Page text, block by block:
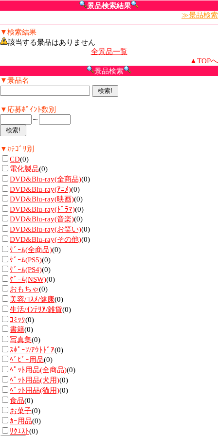
景品検索結果
≫景品検索
▼検索結果
該当する景品はありません
全景品一覧
▲TOPへ
景品検索
▼景品名
▼応募ﾎﾟｲﾝﾄ数別
～
▼ｶﾃｺﾞﾘ別
CD(0)
電化製品(0)
DVD&Blu-ray(全商品)(0)
DVD&Blu-ray(ｱﾆﾒ)(0)
DVD&Blu-ray(映画)(0)
DVD&Blu-ray(ﾄﾞﾗﾏ)(0)
DVD&Blu-ray(音楽)(0)
DVD&Blu-ray(お笑い)(0)
DVD&Blu-ray(その他)(0)
ｹﾞｰﾑ(全商品)(0)
ｹﾞｰﾑ(PS5)(0)
ｹﾞｰﾑ(PS4)(0)
ｹﾞｰﾑ(NSW)(0)
おもちゃ(0)
美容/ｺｽﾒ/健康(0)
生活/ｲﾝﾃﾘｱ/雑貨(0)
ｺﾐｯｸ(0)
書籍(0)
写真集(0)
ｽﾎﾟｰﾂ/ｱｳﾄﾄﾞｱ(0)
ﾍﾞﾋﾞｰ用品(0)
ﾍﾟｯﾄ用品(全商品)(0)
ﾍﾟｯﾄ用品(犬用)(0)
ﾍﾟｯﾄ用品(猫用)(0)
食品(0)
お菓子(0)
ｶｰ用品(0)
ﾘｸｴｽﾄ(0)